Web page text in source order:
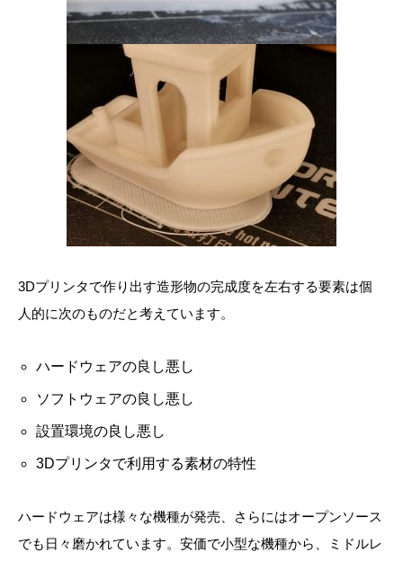
3Dプリンタで作り出す造形物の完成度を左右する要素は個
人的に次のものだと考えています。
ハードウェアの良し悪し
ソフトウェアの良し悪し
設置環境の良し悪し
3Dプリンタで利用する素材の特性
ハードウェアは様々な機種が発売、さらにはオープンソース
でも日々磨かれています。安価で小型な機種から、ミドルレ